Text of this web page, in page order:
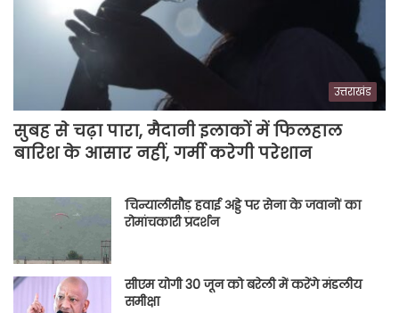
उत्तराखंड
सुबह से चढ़ा पारा, मैदानी इलाकों में फिलहाल
बारिश के आसार नहीं, गर्मी करेगी परेशान
चिन्यालीसौड़ हवाई अड्डे पर सेना के जवानों का
रोमांचकारी प्रदर्शन
सीएम योगी 30 जून को बरेली में करेंगे मंडलीय
समीक्षा